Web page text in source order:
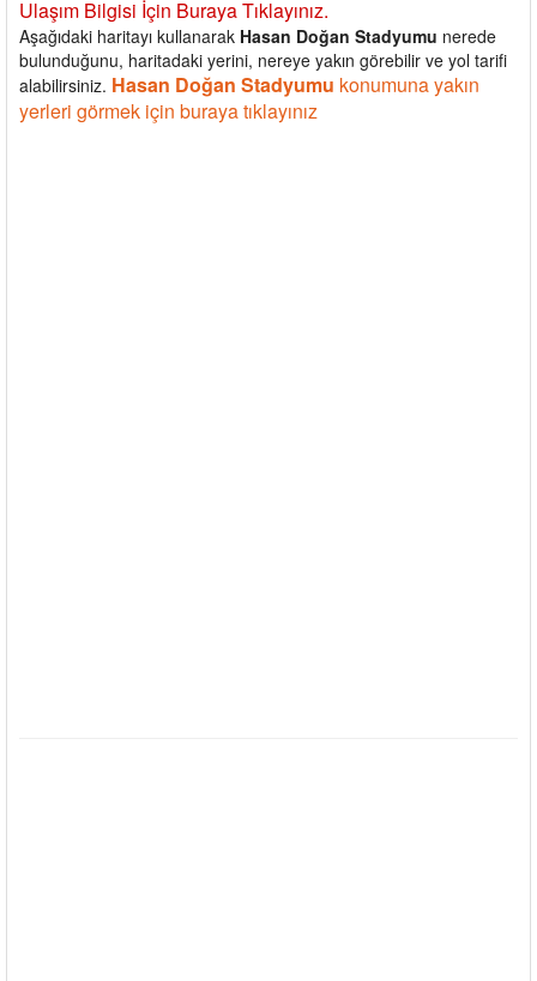
Ulaşım Bilgisi İçin Buraya Tıklayınız.
Aşağıdaki haritayı kullanarak Hasan Doğan Stadyumu nerede
bulunduğunu, haritadaki yerini, nereye yakın görebilir ve yol tarifi
alabilirsiniz. Hasan Doğan Stadyumu konumuna yakın
yerleri görmek için buraya tıklayınız